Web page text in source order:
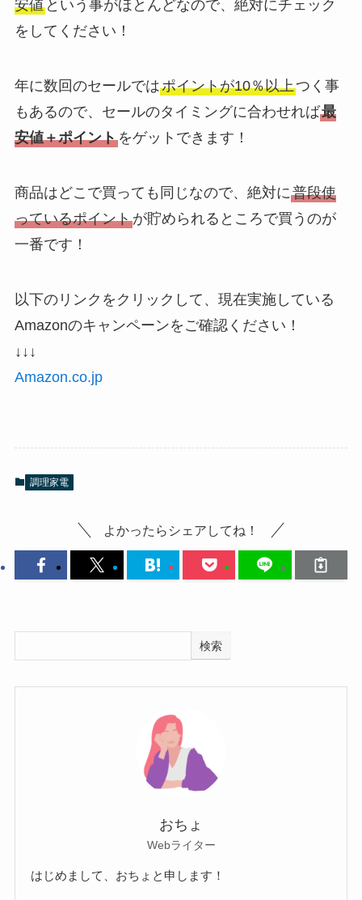
安値という事がほとんどなので、絶対にチェック
をしてください！
年に数回のセールではポイントが10％以上つく事
もあるので、セールのタイミングに合わせれば最
安値＋ポイントをゲットできます！
商品はどこで買っても同じなので、絶対に普段使
っているポイントが貯められるところで買うのが
一番です！
以下のリンクをクリックして、現在実施している
Amazonのキャンペーンをご確認ください！
↓↓↓
Amazon.co.jp
調理家電
よかったらシェアしてね！
検索
おちょ
Webライター
はじめまして、おちょと申します！